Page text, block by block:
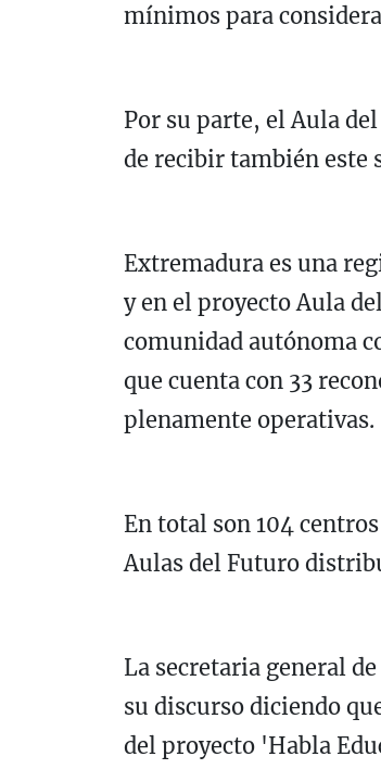
mínimos para
Por su parte, el Aula
de recibir también este
Extremadura es una
y en el proyecto Aula
comunidad autónoma
que cuenta con 33
plenamente operativas.
En total son 104
Aulas del Futuro
La secretaria general
su discurso diciendo
del proyecto 'Habla